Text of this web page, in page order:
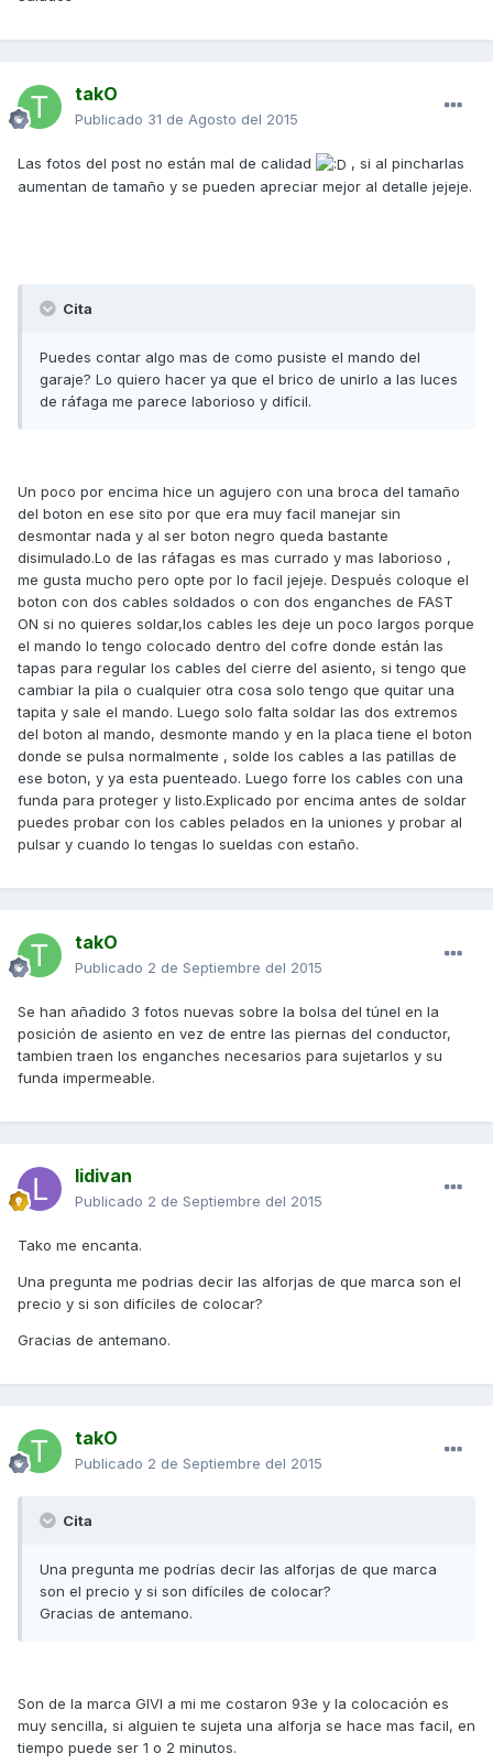
takO
Publicado 31 de Agosto del 2015
Las fotos del post no están mal de calidad
, si al pincharlas
aumentan de tamaño y se pueden apreciar mejor al detalle jejeje.
Cita
Puedes contar algo mas de como pusiste el mando del
garaje? Lo quiero hacer ya que el brico de unirlo a las luces
de ráfaga me parece laborioso y difícil.
Un poco por encima hice un agujero con una broca del tamaño
del boton en ese sito por que era muy facil manejar sin
desmontar nada y al ser boton negro queda bastante
disimulado.Lo de las ráfagas es mas currado y mas laborioso ,
me gusta mucho pero opte por lo facil jejeje. Después coloque el
boton con dos cables soldados o con dos enganches de FAST
ON si no quieres soldar,los cables les deje un poco largos porque
el mando lo tengo colocado dentro del cofre donde están las
tapas para regular los cables del cierre del asiento, si tengo que
cambiar la pila o cualquier otra cosa solo tengo que quitar una
tapita y sale el mando. Luego solo falta soldar las dos extremos
del boton al mando, desmonte mando y en la placa tiene el boton
donde se pulsa normalmente , solde los cables a las patillas de
ese boton, y ya esta puenteado. Luego forre los cables con una
funda para proteger y listo.Explicado por encima antes de soldar
puedes probar con los cables pelados en la uniones y probar al
pulsar y cuando lo tengas lo sueldas con estaño.
takO
Publicado 2 de Septiembre del 2015
Se han añadido 3 fotos nuevas sobre la bolsa del túnel en la
posición de asiento en vez de entre las piernas del conductor,
tambien traen los enganches necesarios para sujetarlos y su
funda impermeable.
lidivan
Publicado 2 de Septiembre del 2015
Tako me encanta.
Una pregunta me podrias decir las alforjas de que marca son el
precio y si son difíciles de colocar?
Gracias de antemano.
takO
Publicado 2 de Septiembre del 2015
Cita
Una pregunta me podrías decir las alforjas de que marca
son el precio y si son difíciles de colocar?
Gracias de antemano.
Son de la marca GIVI a mi me costaron 93e y la colocación es
muy sencilla, si alguien te sujeta una alforja se hace mas facil, en
tiempo puede ser 1 o 2 minutos.